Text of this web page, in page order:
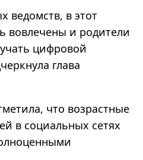
в этот
вовлечены и родители
цифровой
глава
что возрастные
в социальных сетях